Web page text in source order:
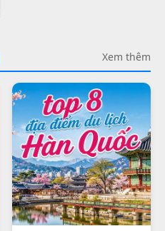
Xem thêm